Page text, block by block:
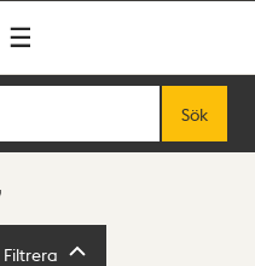
Sök
Filtrera